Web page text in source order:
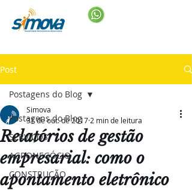
Post
Postagens do Blog
SERVIÇOS
AGRONEGÓCIO
CONSTRUÇÃO
Postagens do Blog
Relatórios de gestão
empresarial: como o
apontamento eletrônico
Simova
31 de out. de 2017 2 min de leitura